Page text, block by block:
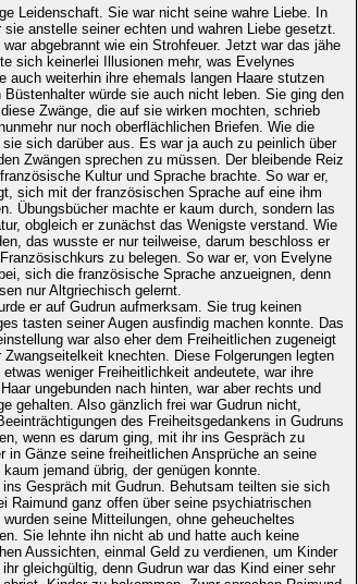
Leidenschaft. Sie war nicht seine wahre Liebe. In
anstelle seiner echten und wahren Liebe gesetzt.
abgebrannt wie ein Strohfeuer. Jetzt war das jähe
sich keinerlei Illusionen mehr, was Evelynes
auch weiterhin ihre ehemals langen Haare stutzen
würde sie auch nicht leben. Sie ging den
Zwänge, die auf sie wirken mochten, schrieb
nur noch oberflächlichen Briefen. Wie die
sich darüber aus. Es war ja auch zu peinlich über
Zwängen sprechen zu müssen. Der bleibende Reiz
Kultur und Sprache brachte. So war er,
sich mit der französischen Sprache auf eine ihm
Übungsbücher machte er kaum durch, sondern las
obgleich er zunächst das Wenigste verstand. Wie
das wusste er nur teilweise, darum beschloss er
zu belegen. So war er, von Evelyne
sich die französische Sprache anzueignen, denn
nur Altgriechisch gelernt.
er auf Gudrun aufmerksam. Sie trug keinen
tasten seiner Augen ausfindig machen konnte. Das
war also eher dem Freiheitlichen zugeneigt
knechten. Diese Folgerungen legten
weniger Freiheitlichkeit andeutete, war ihre
ungebunden nach hinten, war aber rechts und
gehalten. Also gänzlich frei war Gudrun nicht,
des Freiheitsgedankens in Gudruns
wenn es darum ging, mit ihr ins Gespräch zu
in Gänze seine freiheitlichen Ansprüche an seine
jemand übrig, der genügen konnte.
Gespräch mit Gudrun. Behutsam teilten sie sich
Raimund ganz offen über seine psychiatrischen
seine Mitteilungen, ohne geheucheltes
Sie lehnte ihn nicht ab und hatte auch keine
Aussichten, einmal Geld zu verdienen, um Kinder
gleichgültig, denn Gudrun war das Kind einer sehr